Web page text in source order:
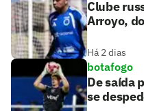
Clube
Arroyo,
Há 2 dias
botafogo
De saída
se